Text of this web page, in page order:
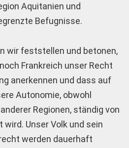
Aquitanien und
Befugnisse.
wir feststellen und betonen,
Frankreich unser Recht
anerkennen und dass auf
Autonomie, obwohl
Regionen, ständig von
Unser Volk und sein
werden dauerhaft